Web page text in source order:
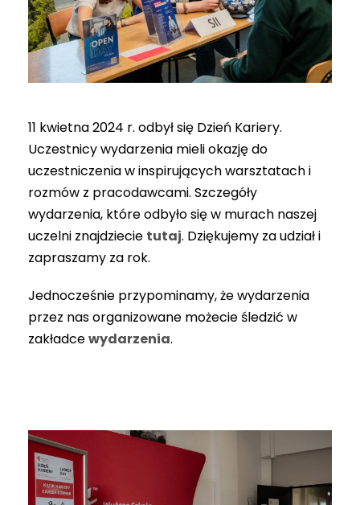
11 kwietna 2024 r. odbył się Dzień Kariery.
Uczestnicy wydarzenia mieli okazję do
uczestniczenia w inspirujących warsztatach i
rozmów z pracodawcami. Szczegóły
wydarzenia, które odbyło się w murach naszej
uczelni znajdziecie tutaj. Dziękujemy za udział i
zapraszamy za rok.
Jednocześnie przypominamy, że wydarzenia
przez nas organizowane możecie śledzić w
zakładcewydarzenia.